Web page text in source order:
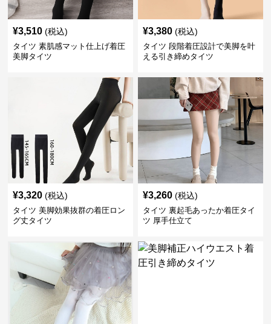
¥3,510 (税込)
タイツ 素肌感マット仕上げ着圧
美脚タイツ
¥3,380 (税込)
タイツ 段階着圧設計で美脚を叶
える引き締めタイツ
¥3,320 (税込)
タイツ 美脚効果抜群の着圧ロン
グ丈タイツ
¥3,260 (税込)
タイツ 裏起毛あったか着圧タイ
ツ 厚手仕立て